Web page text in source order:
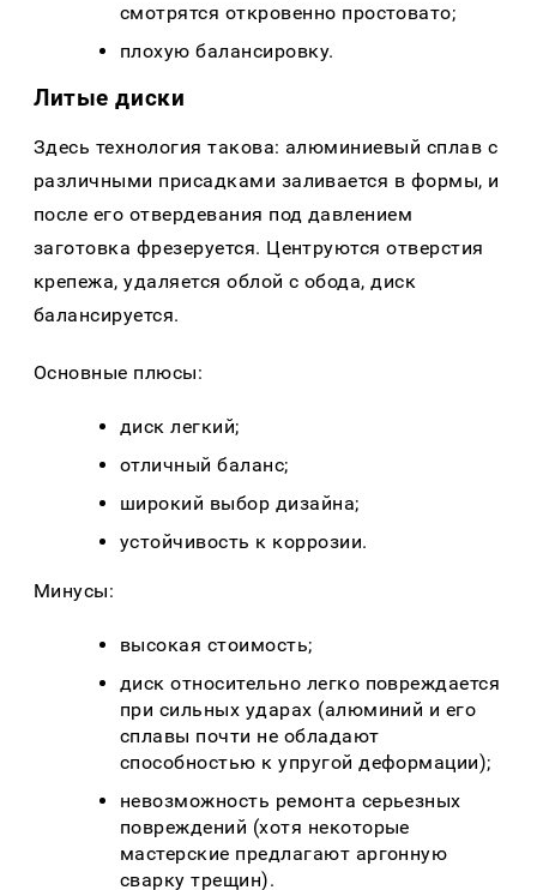
смотрятся откровенно простовато;
плохую балансировку.
Литые диски
Здесь технология такова: алюминиевый сплав с
различными присадками заливается в формы, и
после его отвердевания под давлением
заготовка фрезеруется. Центруются отверстия
крепежа, удаляется облой с обода, диск
балансируется.
Основные плюсы:
диск легкий;
отличный баланс;
широкий выбор дизайна;
устойчивость к коррозии.
Минусы:
высокая стоимость;
диск относительно легко повреждается
при сильных ударах (алюминий и его
сплавы почти не обладают
способностью к упругой деформации);
невозможность ремонта серьезных
повреждений (хотя некоторые
мастерские предлагают аргонную
сварку трещин).